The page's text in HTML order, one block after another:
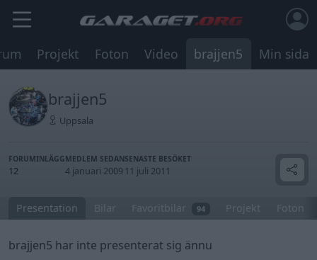
Projekt Foton Video brajjen5 Min sida
brajjen5
Uppsala
FORUMINLÄGG
12
MEDLEM SEDAN
4 januari 2009
SENASTE BESÖKET
11 juli 2011
Presentation Bilar Favoritbilar 94 Projekt Foton
brajjen5 har inte presenterat sig ännu